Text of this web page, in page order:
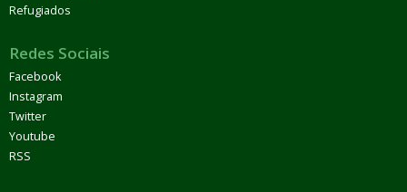
Refugiados
Redes Sociais
Facebook
Instagram
Twitter
Youtube
RSS